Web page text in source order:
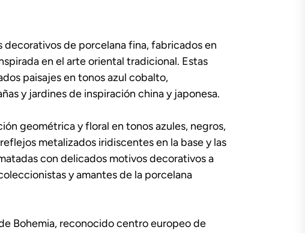
decorativos de porcelana fina, fabricados en
en el arte oriental tradicional. Estas
paisajes en tonos azul cobalto,
y jardines de inspiración china y japonesa.
geométrica y floral en tonos azules, negros,
metalizados iridiscentes en la base y las
con delicados motivos decorativos a
y amantes de la porcelana
Bohemia, reconocido centro europeo de